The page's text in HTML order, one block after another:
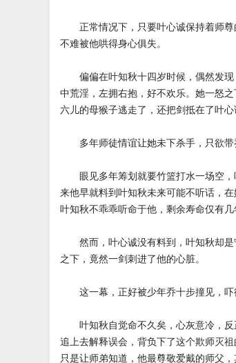
正常情况下，只要叶心诚保持着师尊
不难被他哄得身心俱失。
偏偏在叶知秋十四岁时候，偶然发现
中荒淫，左拥右抱，好不欢乐。她一怒
六儿的母猴子逃走了，还把剑抵在了叶心
多年师徒情谊让她未下杀手，只欲带
眼见多年筹划就要竹篮打水一场空，
来他早就料到叶知秋未来可能不听话，
叶知秋不乖乖听命于他，剩余寿命仅有几
然而，叶心诚没有料到，叶知秋却是
之下，竟然一剑刺进了他的心脏。
这一幕，正好被少年乔十步撞见，吓
叶知秋自觉命不久矣，心灰意冷，反
追上去解释误会，背负下了这个欺师灭
只是让师弟知道，他最尊敬爱戴的师父